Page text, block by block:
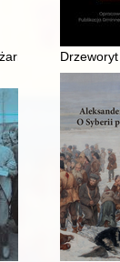
w Borii w